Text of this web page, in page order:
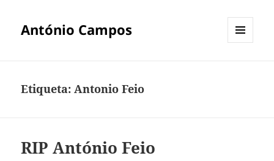
António Campos
Etiqueta:Antonio Feio
RIP António Feio